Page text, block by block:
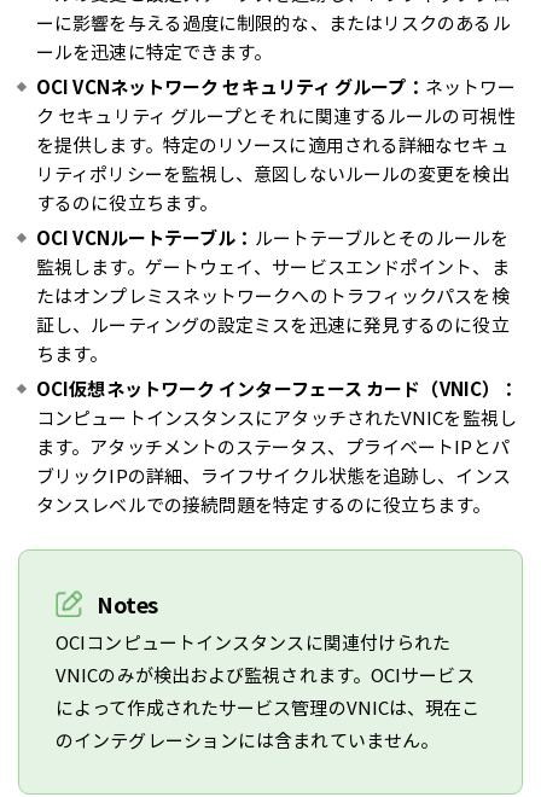
ーに影響を与える過度に制限的な、またはリスクのあるル
ールを迅速に特定できます。
OCI VCNネットワーク セキュリティ グループ： ネットワー
ク セキュリティ グループとそれに関連するルールの可視性
を提供します。特定のリソースに適用される詳細なセキュ
リティポリシーを監視し、意図しないルールの変更を検出
するのに役立ちます。
OCI VCNルートテーブル： ルートテーブルとそのルールを
監視します。ゲートウェイ、サービスエンドポイント、ま
たはオンプレミスネットワークへのトラフィックパスを検
証し、ルーティングの設定ミスを迅速に発見するのに役立
ちます。
OCI仮想ネットワーク インターフェース カード（VNIC）：
コンピュートインスタンスにアタッチされたVNICを監視し
ます。アタッチメントのステータス、プライベートIPとパ
ブリックIPの詳細、ライフサイクル状態を追跡し、インス
タンスレベルでの接続問題を特定するのに役立ちます。
Notes
OCIコンピュートインスタンスに関連付けられた
VNICのみが検出および監視されます。OCIサービス
によって作成されたサービス管理のVNICは、現在こ
のインテグレーションには含まれていません。